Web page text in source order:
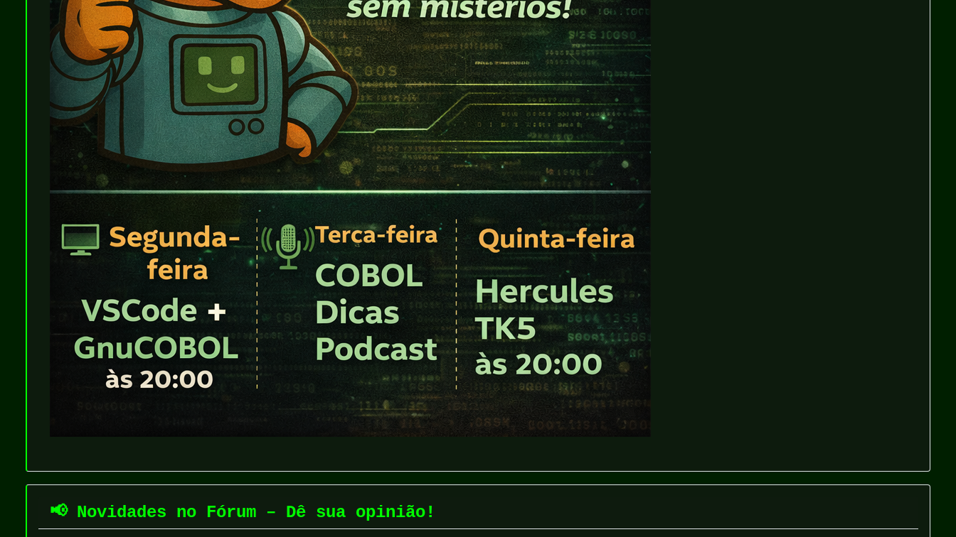
📢 Novidades no Fórum – Dê sua opinião!